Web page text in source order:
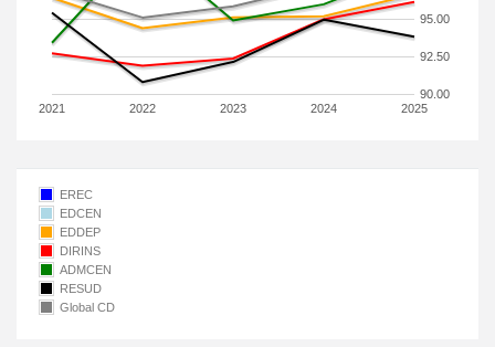
2021 2022 2023 2024 2025
90.00
92.50
95.00
EREC
EDCEN
EDDEP
DIRINS
ADMCEN
RESUD
Global CD